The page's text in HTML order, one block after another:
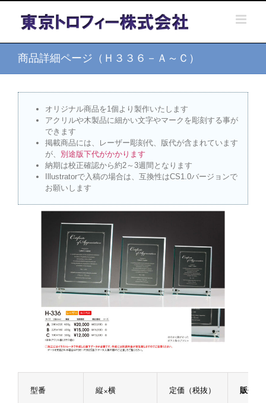
content
商品詳細ページ（Ｈ３３６－Ａ～Ｃ）
オリジナル商品を1個より製作いたします
アクリルや木製品に細かい文字やマークを彫刻する事が
できます
掲載商品には、レーザー彫刻代、版代が含まれています
が、 別途版下代がかかります
納期は校正確認から約2～3週間となります
Illustratorで入稿の場合は、互換性はCS1.0バージョンで
お願いします
型番 縦×横 定価（税抜） 販売価